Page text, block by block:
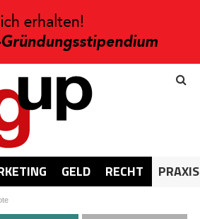
GELD RECHT PRAXIS